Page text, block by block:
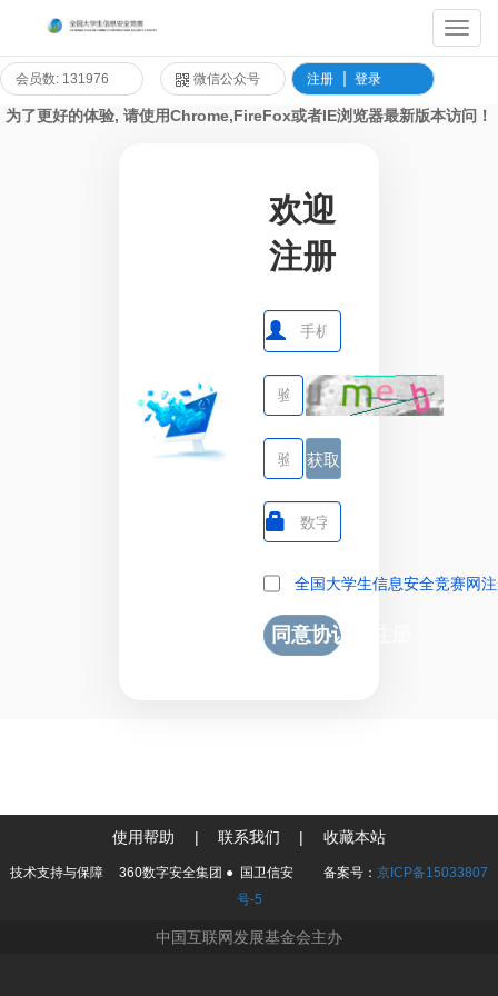
会员数: 131976 微信公众号 注册 登录
为了更好的体验, 请使用Chrome,FireFox或者IE浏览器最新版本访问！
欢迎
注册
获取
全国大学生信息安全竞赛网
同意协议并注册
使用帮助 | 联系我们 | 收藏本站
技术支持与保障 360数字安全集团 ● 国卫信安备案号： 京ICP备15033807
号-5
中国互联网发展基金会主办